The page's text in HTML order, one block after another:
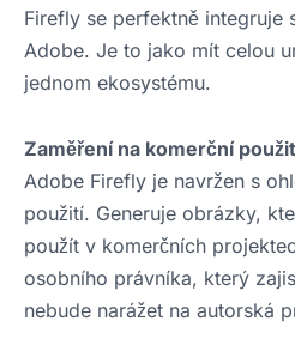
Firefly se perfektně integruje
Adobe. Je to jako mít celou
jednom ekosystému.
Zaměření na komerční
Adobe Firefly je navržen s
použití. Generuje obrázky,
použít v komerčních
osobního právníka, který
nebude narážet na autorská